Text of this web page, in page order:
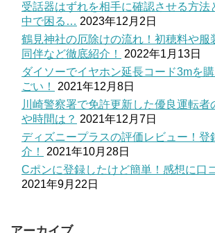
受話器はずれを相手に確認させる方法
中で困る… 2023年12月2日
鶴見神社の厄除けの流れ！初穂料や服
同伴など徹底紹介！
2022年1月13日
ダイソーでイヤホン延長コード3mを
ごい！
2021年12月8日
川崎警察署で免許更新した優良運転者
や時間は？ 2021年12月7日
ディズニープラスの評価レビュー！登
介！
2021年10月28日
Cポンに登録したけど簡単！感想に口
2021年9月22日